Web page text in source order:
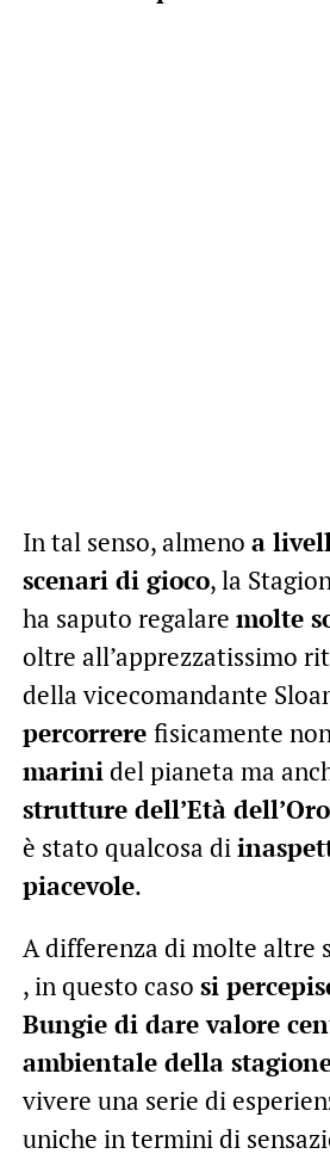
In tal senso, almeno a
scenari di gioco, la
ha saputo regalare molte
oltre all’apprezzatissimo
della vicecomandante
percorrere fisicamente
marinidel pianeta ma
strutture dell’Età dell’Oro
è stato qualcosa di
piacevole.
A differenza di molte altre
, in questo caso si
Bungie di dare valore
ambientale della
vivere una serie di
uniche in termini di